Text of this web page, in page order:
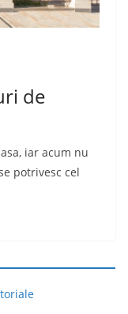
de
iar acum nu
potrivesc cel